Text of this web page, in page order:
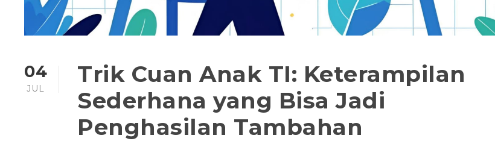
04
JUL
Trik Cuan Anak TI: Keterampilan
Sederhana yang Bisa Jadi
Penghasilan Tambahan